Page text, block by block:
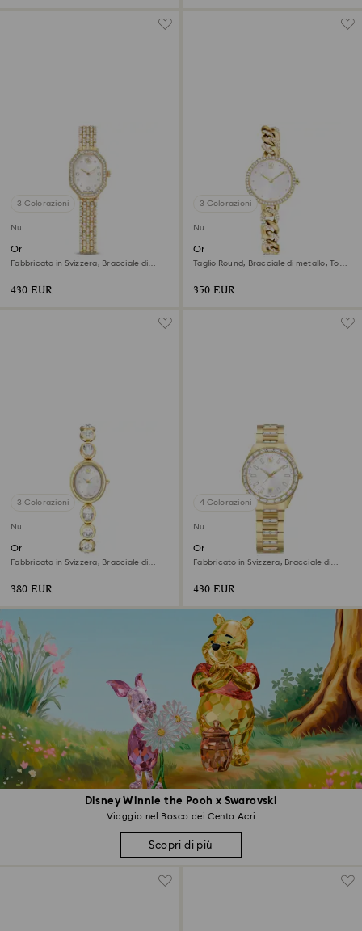
Disney Winnie the Pooh x Swarovski
Viaggio nel Bosco dei Cento Acri
Scopri di più
3 Colorazioni
Nuovo
Orologio Dextera octagon
Fabbricato in Svizzera, Bracciale di
430 EUR
3 Colorazioni
Nuovo
Orologio Cocktail round
Taglio Round, Bracciale di metallo, Tono
350 EUR
3 Colorazioni
Nuovo
Orologio Imber oval
Fabbricato in Svizzera, Bracciale di
380 EUR
4 Colorazioni
Nuovo
Orologio Matrix date
Fabbricato in Svizzera, Bracciale di
430 EUR